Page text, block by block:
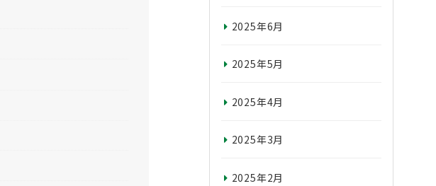
2025年6月
2025年5月
2025年4月
2025年3月
2025年2月